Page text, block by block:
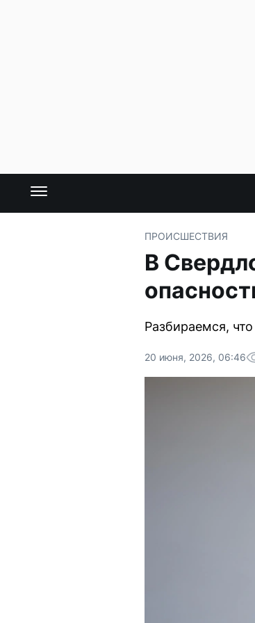
ПРОИСШЕСТВИЯ
В
Разбираемся,
20 июня, 2026, 06:46